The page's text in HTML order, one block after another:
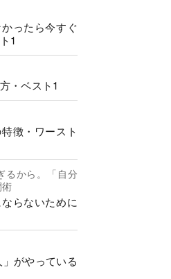
ったら今すぐ
1
・ベスト1
徴・ワースト
るから。「自分
らないために
」がやっている